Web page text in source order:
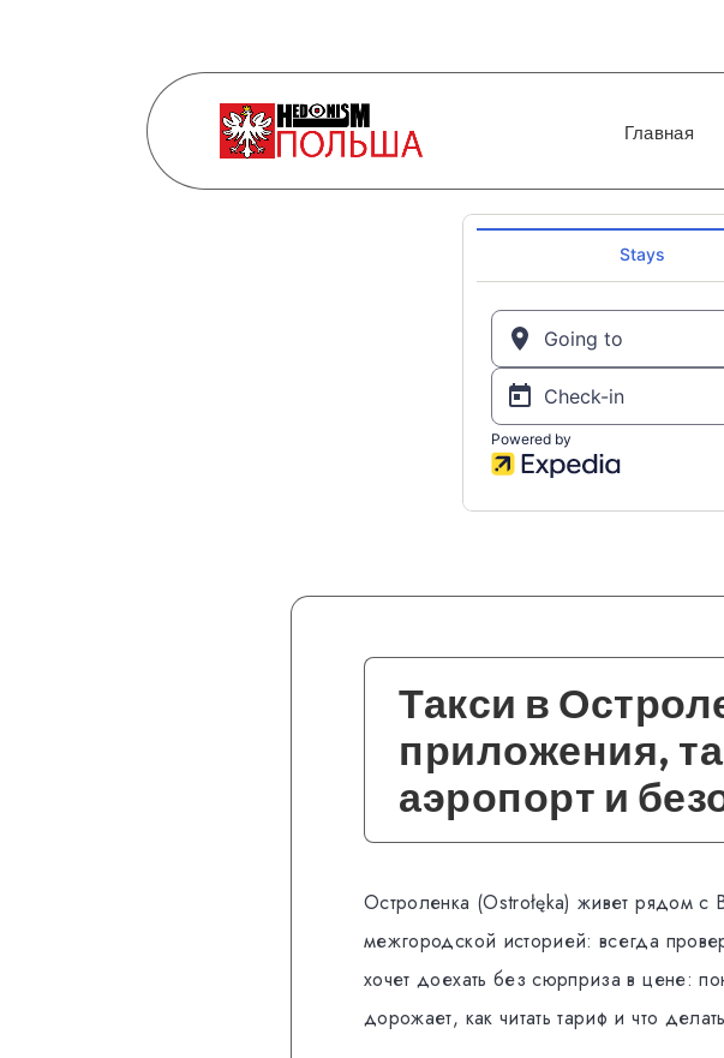
Главная
Такси в
приложения,
аэропорт и
Остроленка (Ostrołęka) живет рядом с
межгородской историей: всегда
хочет доехать без сюрприза в цене:
дорожает, как читать тариф и что